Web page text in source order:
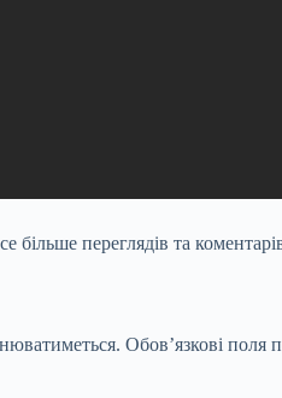
більше переглядів та
Обов’язкові поля